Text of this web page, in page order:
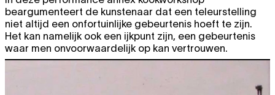
beargumenteert de kunstenaar dat een teleurstelling
niet altijd een onfortuinlijke gebeurtenis hoeft te zijn.
Het kan namelijk ook een ijkpunt zijn, een gebeurtenis
waar men onvoorwaardelijk op kan vertrouwen.